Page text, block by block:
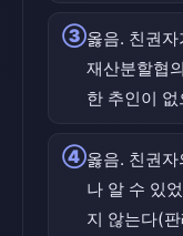
③옳음. 친권
재산분할협
한 추인이
④옳음. 친권
나 알 수 있
지 않는다(